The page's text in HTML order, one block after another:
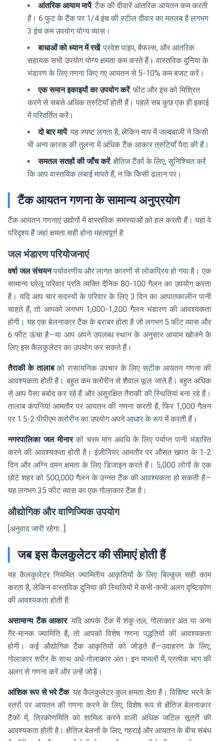
आंतरिक आयाम मापें: टैंक की दीवारें आंतरिक आयतन कम करती
हैं। 6 फुट के टैंक पर 1/4 इंच की स्टील दीवार का मतलब है लगभग
3 इंच कम उपयोग योग्य व्यास।
बाधाओं को ध्यान में रखें: प्रवेश पाइप, बैफल्स, और आंतरिक
सहायक सभी उपयोग योग्य क्षमता कम करते हैं। वास्तविक दुनिया के
भंडारण के लिए गणना किए गए आयतन से 5-10% कम बजट करें।
एक समान इकाइयों का उपयोग करें: फीट और इंच को मिश्रित
करने से सबसे अधिक त्रुटियाँ होती हैं। पहले सब कुछ एक ही इकाई
में परिवर्तित करें।
दो बार मापें: यह स्पष्ट लगता है, लेकिन माप में जल्दबाजी ने किसी
भी अन्य कारक की तुलना में अधिक टैंक आकार त्रुटियाँ पैदा की हैं।
समतल सतहों की जाँच करें: क्षैतिज टैंकों के लिए, सुनिश्चित करें
कि आप वास्तविक लंबाई मापते हैं, न कि किसी ढलान पर।
टैंक आयतन गणना के सामान्य अनुप्रयोग
टैंक आयतन गणनाएं उद्योगों में वास्तविक समस्याओं को हल करती हैं। यहां वे
परिदृश्य हैं जहां क्षमता सही होना महत्वपूर्ण है:
जल भंडारण परियोजनाएं
वर्षा जल संचयनपर्यावरणीय और लागत कारणों से लोकप्रिय हो गया है। एक
सामान्य घरेलू परिवार प्रति व्यक्ति दैनिक 80-100 गैलन का उपयोग करता
है। यदि आप चार सदस्यों के परिवार के लिए 3 दिन का आपातकालीन पानी
चाहते हैं, तो आपको लगभग 1,000-1,200 गैलन भंडारण की आवश्यकता
होगी। यह एक बेलनाकार टैंक के बराबर होता है जो लगभग 5 फीट व्यास और
6 फीट ऊंचा है—या आप अपने उपलब्ध स्थान के अनुसार आयाम खोजने के
लिए इस कैलकुलेटर का उपयोग कर सकते हैं।
तैराकी के तालाबको रासायनिक उपचार के लिए सटीक आयतन गणना की
आवश्यकता होती है। बहुत कम क्लोरीन से शैवाल फूल जाते हैं। बहुत अधिक
से आप पैसा बर्बाद कर रहे हैं और असुरक्षित तैराकी की स्थितियां बना रहे हैं।
तालाब कंपनियां आमतौर पर आयतन की गणना करती हैं, फिर 1,000 गैलन
पर 1.5-2 पीपीएम क्लोरीन का उपयोग अपने आधार के रूप में करती हैं।
नगरपालिका जल मीनारको चरम मांग अवधि के लिए पर्याप्त पानी भंडारित
करने की आवश्यकता होती है। इंजीनियर आमतौर पर औसत खपत के 1-2
दिन और अग्नि दमन क्षमता के लिए डिजाइन करते हैं। 5,000 लोगों के एक
छोटे शहर को 500,000 गैलन के उन्नत टैंक की आवश्यकता हो सकती है—
यह लगभग 35 फीट व्यास का एक गोलाकार टैंक है।
औद्योगिक और वाणिज्यिक उपयोग
[अनुवाद जारी रहेगा...]
जब इस कैलकुलेटर की सीमाएं होती हैं
यह कैलकुलेटर नियमित ज्यामितीय आकृतियों के लिए बिल्कुल सही काम
करता है, लेकिन वास्तविक दुनिया की स्थितियों में कभी-कभी अलग दृष्टिकोण
की आवश्यकता होती है:
असामान्य टैंक आकार: यदि आपके टैंक में शंकु तल, गोलाकार अंत या अन्य
गैर-मानक ज्यामिति है, तो आपको विशेष गणना पद्धतियों की आवश्यकता
होगी। कई औद्योगिक टैंक आकृतियों को जोड़ते हैं—उदाहरण के लिए,
गोलाकार शरीर के साथ अर्ध-गोलाकार अंत। इन मामलों में, प्रत्येक भाग की
अलग से गणना करें और उन्हें जोड़ें।
आंशिक रूप से भरे टैंक: यह कैलकुलेटर कुल क्षमता देता है। विशिष्ट भरने के
स्तरों पर आयतन की गणना करने के लिए, विशेष रूप से क्षैतिज बेलनाकार
टैंकों में, त्रिकोणमिति को शामिल करने वाली अधिक जटिल सूत्रों की
आवश्यकता होती है। क्षैतिज बेलनों के लिए, गहराई और आयतन के बीच संबंध